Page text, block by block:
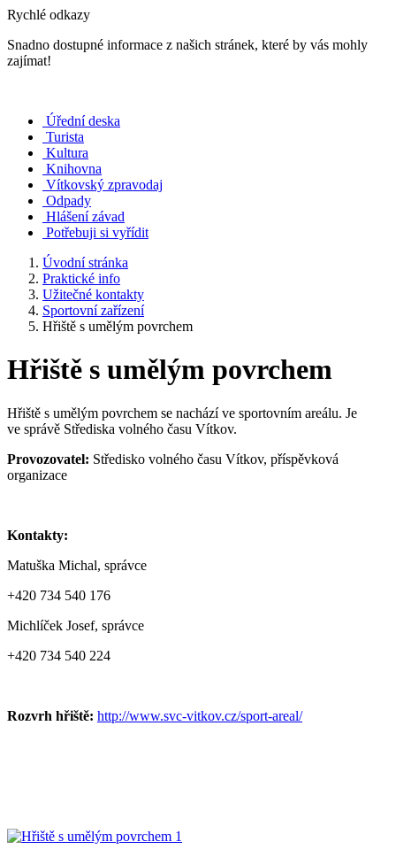
Rychlé odkazy
Snadno dostupné informace z našich stránek, které by vás mohly
zajímat!
Úřední deska
Turista
Kultura
Knihovna
Vítkovský zpravodaj
Odpady
Hlášení závad
Potřebuji si vyřídit
Úvodní stránka
Praktické info
Užitečné kontakty
Sportovní zařízení
Hřiště s umělým povrchem
Hřiště s umělým povrchem
Hřiště s umělým povrchem se nachází ve sportovním areálu. Je
ve správě Střediska volného času Vítkov.
Provozovatel: Středisko volného času Vítkov, příspěvková
organizace
Kontakty:
Matuška Michal, správce
+420 734 540 176
Michlíček Josef, správce
+420 734 540 224
Rozvrh hřiště: http://www.svc-vitkov.cz/sport-areal/